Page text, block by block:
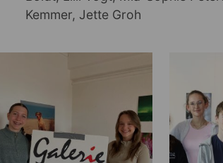
Kemmer, Jette Groh